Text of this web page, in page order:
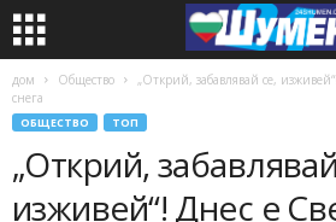
дом Общество
„Открий, забавлявай се,
снега
ОБЩЕСТВО ТОП
„Открий,
изживей“! Днес е